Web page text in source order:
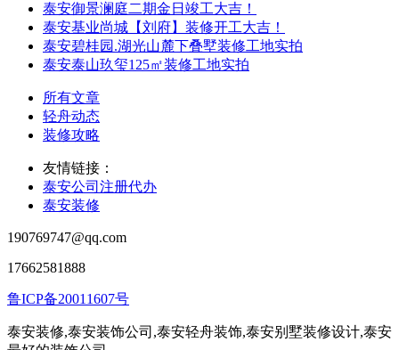
泰安御景澜庭二期金日竣工大吉！
泰安基业尚城【刘府】装修开工大吉！
泰安碧桂园.湖光山麓下叠墅装修工地实拍
泰安泰山玖玺125㎡装修工地实拍
所有文章
轻舟动态
装修攻略
友情链接：
泰安公司注册代办
泰安装修
190769747@qq.com
17662581888
鲁ICP备20011607号
泰安装修,泰安装饰公司,泰安轻舟装饰,泰安别墅装修设计,泰安